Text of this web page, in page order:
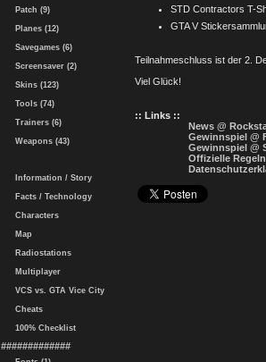
Patch (9)
Planes (12)
Savegames (6)
Screensaver (2)
Skins (123)
Tools (74)
Trainers (6)
Weapons (43)
Information / Story
Facts / Technology
Characters
Map
Radiostations
Multiplayer
VCS vs. GTA Vice City
Cheats
100% Checklist
#############
STD Contractors T-
GTA V
Teilnahmeschluss ist der 2.
Viel Glück!
:: Links ::
News @
Gewinnspiel @
Gewinnspiel @
Offizielle Regeln